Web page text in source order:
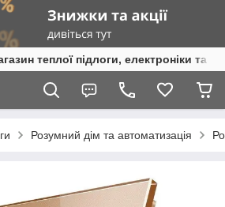
теплої підлоги, електроніки та
Розумний дім та автоматизація